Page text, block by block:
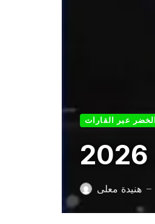
الخضر عبر القارات
هنيدة معلى —